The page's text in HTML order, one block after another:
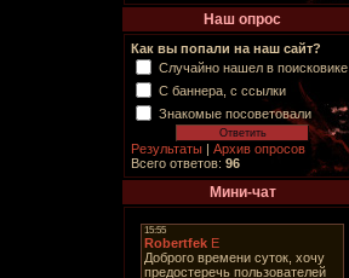
Наш опрос
Как вы попали на наш сайт?
Случайно нашел в поисковике
С баннера, с ссылки
Знакомые посоветовали
Результаты | Архив опросов
Всего ответов: 96
Мини-чат